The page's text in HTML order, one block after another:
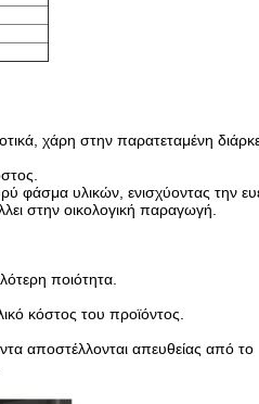
χάρη στην παρατεταμένη
υλικών, ενισχύοντας την
στην οικολογική παραγωγή.
ποιότητα.
κόστος του προϊόντος.
αποστέλλονται απευθείας από το